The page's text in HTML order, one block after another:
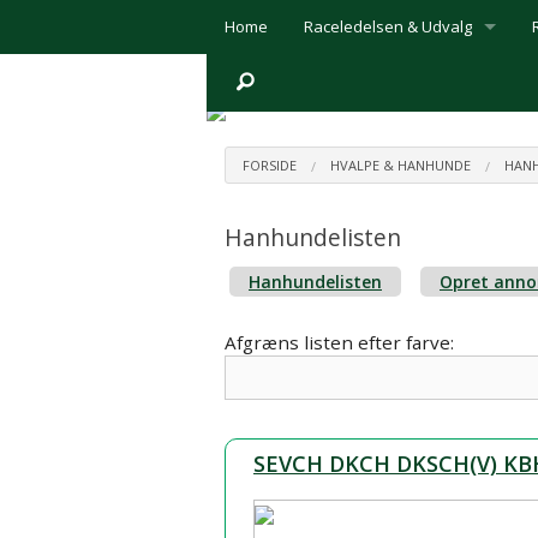
Home Raceledelsen & Udvalg
Udstillingsudvalget
Webmaster
Medlemsbladet ´Retrieveren´
Links
Handelsbetingelser
Download afregningsbilag
FORSIDE HVALPE & HANHUNDE
Hanhundelisten
Hanhundelisten Opret
Afgræns listen efter farve:
SEVCH DKCH DKSCH(V)